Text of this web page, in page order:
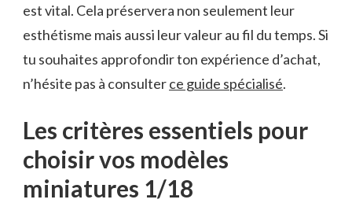
est vital. Cela préservera non seulement leur
esthétisme mais aussi leur valeur au fil du temps. Si
tu souhaites approfondir ton expérience d’achat,
n’hésite pas à consulterce guide spécialisé.
Les critères essentiels pour
choisir vos modèles
miniatures 1/18